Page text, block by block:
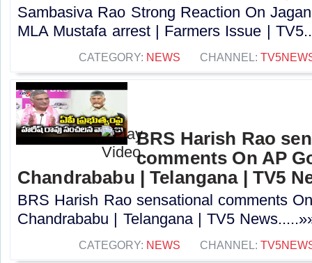
Sambasiva Rao Strong Reaction On
MLA Mustafa arrest | Farmers Issue |
CATEGORY: NEWS CHANNEL:
BRS Harish Rao
comments On AP
Chandrababu | Telangana | TV5
BRS Harish Rao sensational comments
Chandrababu | Telangana | TV5
CATEGORY: NEWS CHANNEL: